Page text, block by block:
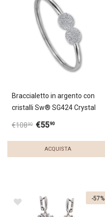
Braccialetto in argento con
cristalli Sw® SG424 Crystal
€10890 €5590
ACQUISTA
-57%